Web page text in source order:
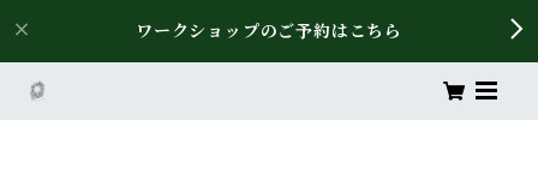
ワークショップのご予約はこちら